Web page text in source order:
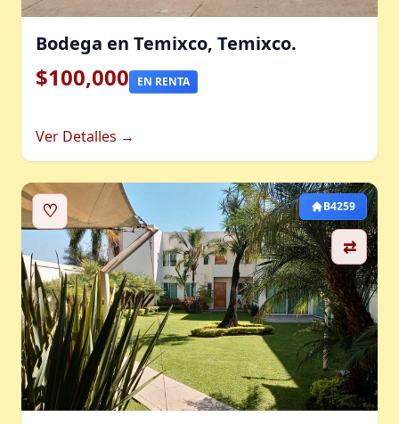
Bodega en Temixco, Temixco.
$100,000 EN RENTA
Ver Detalles →
♡
⇄
B4259